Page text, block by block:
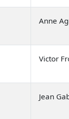
Anne
Victor
Jean